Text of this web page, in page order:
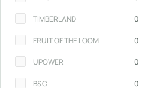
TIMBERLAND 0
FRUIT OF THE LOOM 0
UPOWER 0
B&C 0